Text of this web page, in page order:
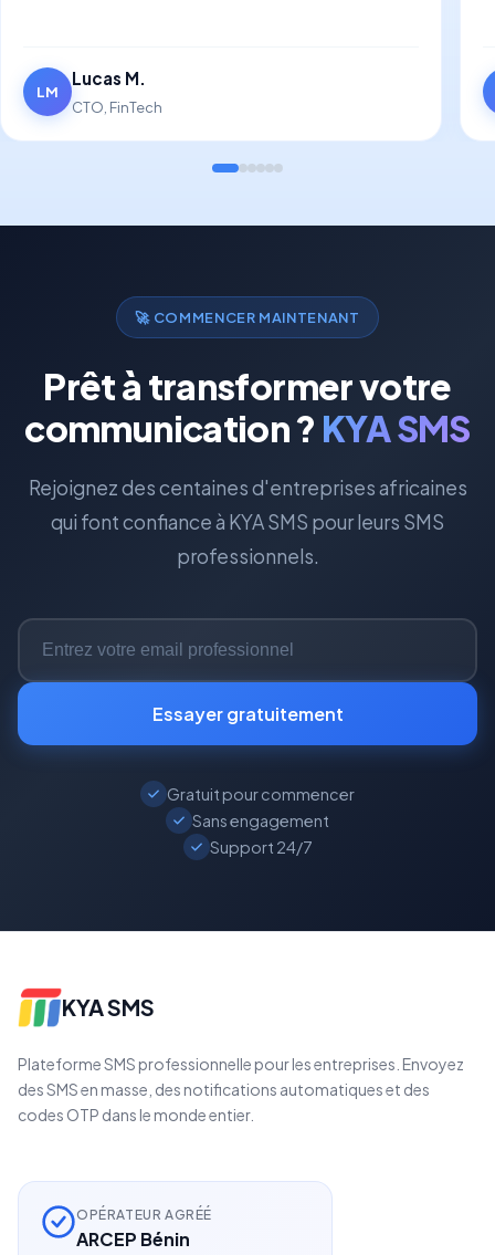
LM
Lucas M.
CTO, FinTech
🚀 COMMENCER MAINTENANT
Prêt à transformer votre
communication ? KYA SMS
Rejoignez des centaines d'entreprises africaines
qui font confiance à KYA SMS pour leurs SMS
professionnels.
Essayer gratuitement
Gratuit pour commencer
Sans engagement
Support 24/7
KYA SMS
Plateforme SMS professionnelle pour les entreprises. Envoyez
des SMS en masse, des notifications automatiques et des
codes OTP dans le monde entier.
OPÉRATEUR AGRÉÉ
ARCEP Bénin